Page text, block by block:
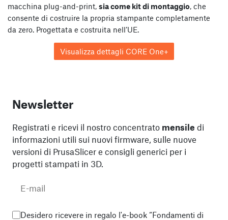
macchina plug-and-print, sia come kit di montaggio, che
consente di costruire la propria stampante completamente
da zero. Progettata e costruita nell’UE.
Visualizza dettagli CORE One+
Newsletter
Registrati e ricevi il nostro concentrato mensile di
informazioni utili sui nuovi firmware, sulle nuove
versioni di PrusaSlicer e consigli generici per i
progetti stampati in 3D.
Desidero ricevere in regalo l'e-book “Fondamenti di